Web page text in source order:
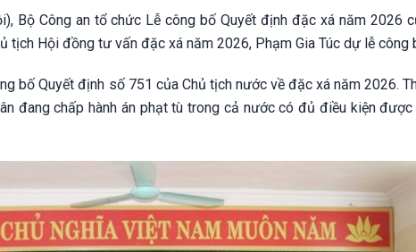
Bộ Công an tổ chức Lễ công bố Quyết định đặc xá năm 2026
tịch Hội đồng tư vấn đặc xá năm 2026, Phạm Gia Túc dự lễ công
bố Quyết định số 751 của Chủ tịch nước về đặc xá năm 2026.
đang chấp hành án phạt tù trong cả nước có đủ điều kiện